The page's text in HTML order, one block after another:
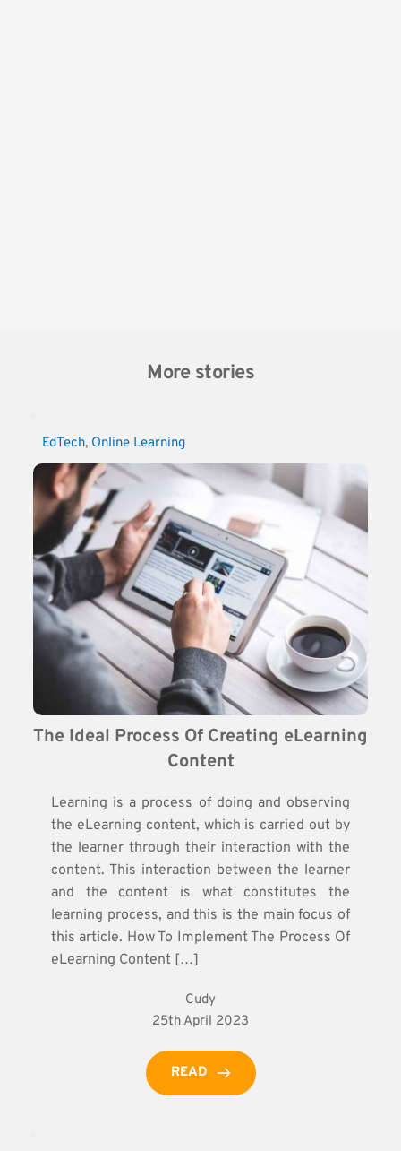
More stories
EdTech, Online Learning
The Ideal Process Of Creating eLearning
Content
Learning is a process of doing and observing
the eLearning content, which is carried out by
the learner through their interaction with the
content. This interaction between the learner
and the content is what constitutes the
learning process, and this is the main focus of
this article. How To Implement The Process Of
eLearning Content […]
Cudy
25th April 2023
READ